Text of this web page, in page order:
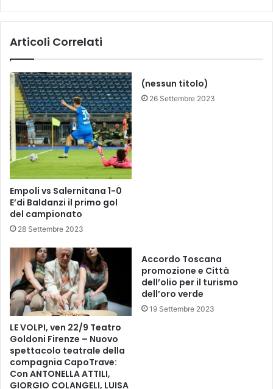
p
r
F
o
r
e
n
t
n
a
.
I
n
l
B
o
n
v
e
n
t
u
i
-
h
f
a
t
i
c
p
e
r
i
l
N
p
o
l
i
v
i
n
c
e
r
Articoli Correlati
Empoli vs Salernitana 1-0
E’di Baldanzi il primo gol
del campionato
28 Settembre 2023
(nessun titolo)
26 Settembre 2023
LE VOLPI, ven 22/9 Teatro
Goldoni Firenze – Nuovo
spettacolo teatrale della
compagnia CapoTrave:
Con ANTONELLA ATTILI,
GIORGIO COLANGELI, LUISA
Accordo Toscana
promozione e Città
dell’olio per il turismo
dell’oro verde
19 Settembre 2023